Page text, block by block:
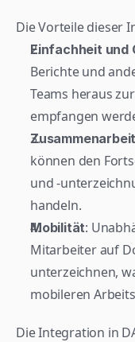
Die Vorteile dieser
Einfachheit und
Berichte und
Teams heraus
empfangen
können den
und -
handeln.
Mobilität:
Mitarbeiter auf
unterzeichnen,
mobileren
Die Integration in